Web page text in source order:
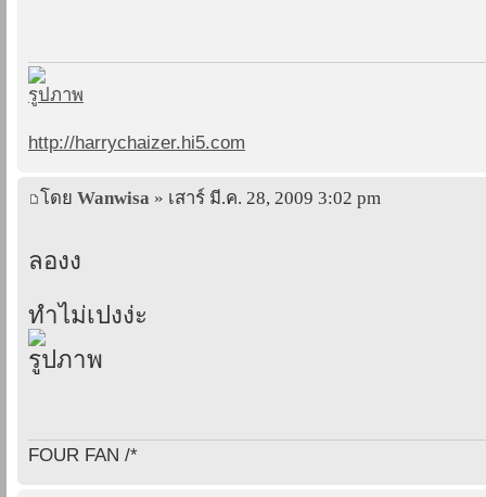
http://harrychaizer.hi5.com
โดย Wanwisa » เสาร์ มี.ค. 28, 2009 3:02 pm
ลองง
ทำไม่เปงง่ะ
FOUR FAN /*